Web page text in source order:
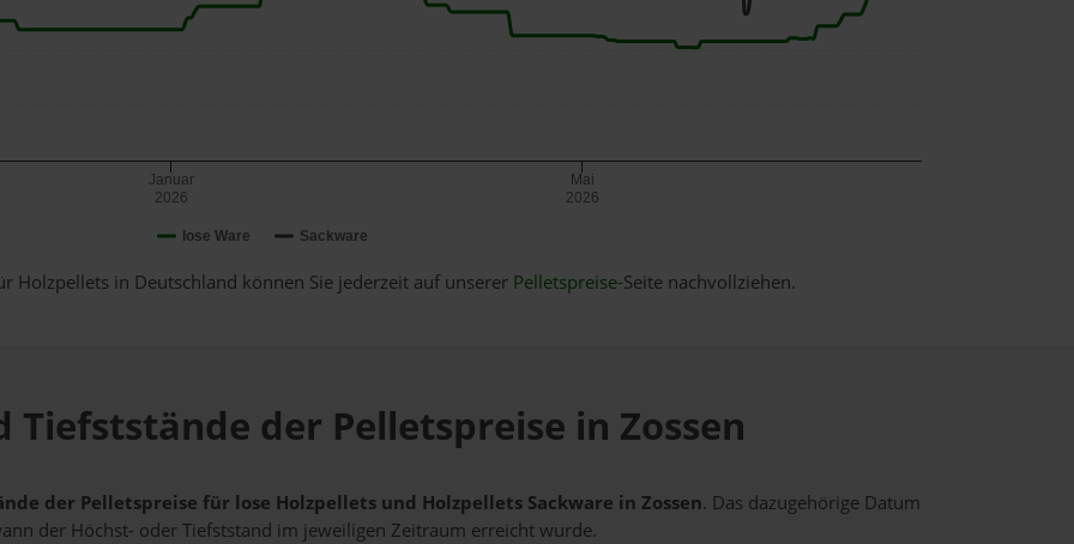
lose Ware Sackware
Januar
2026
Mai
2026
Holzpellets in Deutschland können Sie jederzeit auf unserer Pelletspreise-Seite nachvollziehen.
Tiefststände der Pelletspreise in Zossen
der Pelletspreise für lose Holzpellets und Holzpellets Sackware in Zossen. Das dazugehörige Datum
der Höchst- oder Tiefststand im jeweiligen Zeitraum erreicht wurde.